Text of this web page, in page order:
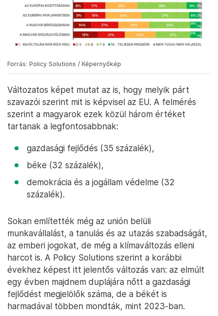
Forrás: Policy Solutions / Képernyőkép
Változatos képet mutat az is, hogy melyik párt
szavazói szerint mit is képvisel az EU. A felmérés
szerint a magyarok ezek közül három értéket
tartanak a legfontosabbnak:
gazdasági fejlődés (35 százalék),
béke (32 százalék),
demokrácia és a jogállam védelme (32
százalék).
Sokan említették még az unión belüli
munkavállalást, a tanulás és az utazás szabadságát,
az emberi jogokat, de még a klímaváltozás elleni
harcot is. A Policy Solutions szerint a korábbi
évekhez képest itt jelentős változás van: az elmúlt
egy évben majdnem duplájára nőtt a gazdasági
fejlődést megjelölők száma, de a békét is
harmadával többen mondták, mint 2023-ban.